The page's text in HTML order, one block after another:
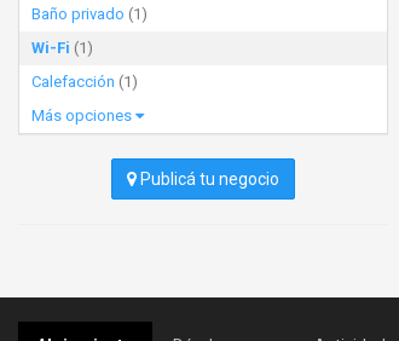
Baño privado (1)
Wi-Fi (1)
Calefacción (1)
Más opciones
Publicá tu negocio